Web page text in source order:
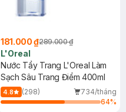
181.000 ₫289.000 ₫
L'Oreal
Nước Tẩy Trang L'Oreal Làm
Sạch Sâu Trang Điểm 400ml
4.8 (298)
734/tháng
64%